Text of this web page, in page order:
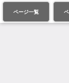
ページ一覧